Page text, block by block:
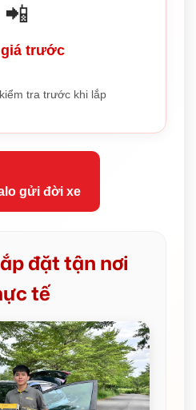
📲
trước
tra trước khi lắp
gửi đời xe
đặt tận nơi
tế